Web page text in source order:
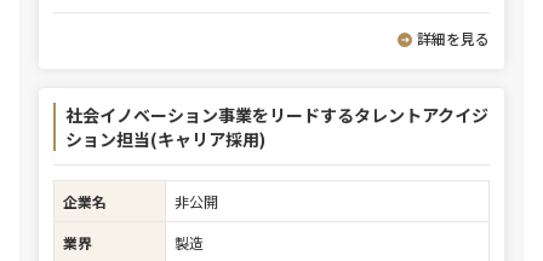
詳細を見る
社会イノベーション事業をリードするタレントアクイジ
ション担当(キャリア採用)
企業名
非公開
業界
製造